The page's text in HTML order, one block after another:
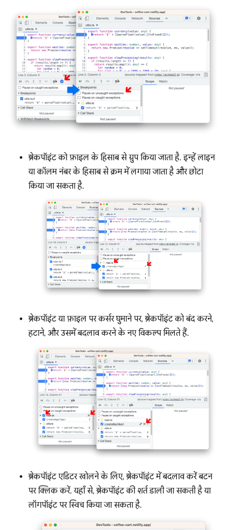
ब्रेकपॉइंट को फ़ाइल के हिसाब से ग्रुप किया जाता है. इन्हें लाइन
या कॉलम नंबर के हिसाब से क्रम में लगाया जाता है और छोटा
किया जा सकता है.
ब्रेकपॉइंट या फ़ाइल पर कर्सर घुमाने पर, ब्रेकपॉइंट को बंद करने,
हटाने, और उसमें बदलाव करने के नए विकल्प मिलते हैं.
ब्रेकपॉइंट एडिटर खोलने के लिए, ब्रेकपॉइंट में बदलाव करें बटन
पर क्लिक करें. यहाँ से, ब्रेकपॉइंट की शर्त डाली जा सकती है या
लॉगपॉइंट पर स्विच किया जा सकता है.